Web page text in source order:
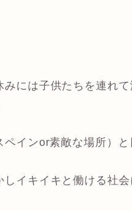
みには子供たちを連れ
インor素敵な場所）と
イキイキと働ける社会